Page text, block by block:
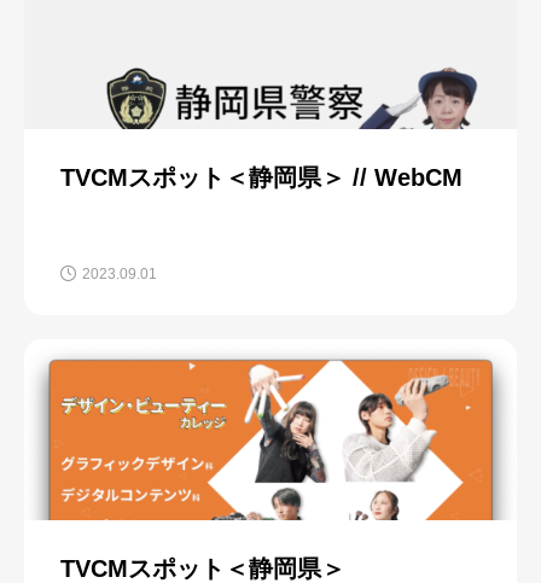
TVCMスポット＜静岡県＞ // WebCM
2023.09.01
TVCMスポット＜静岡県＞